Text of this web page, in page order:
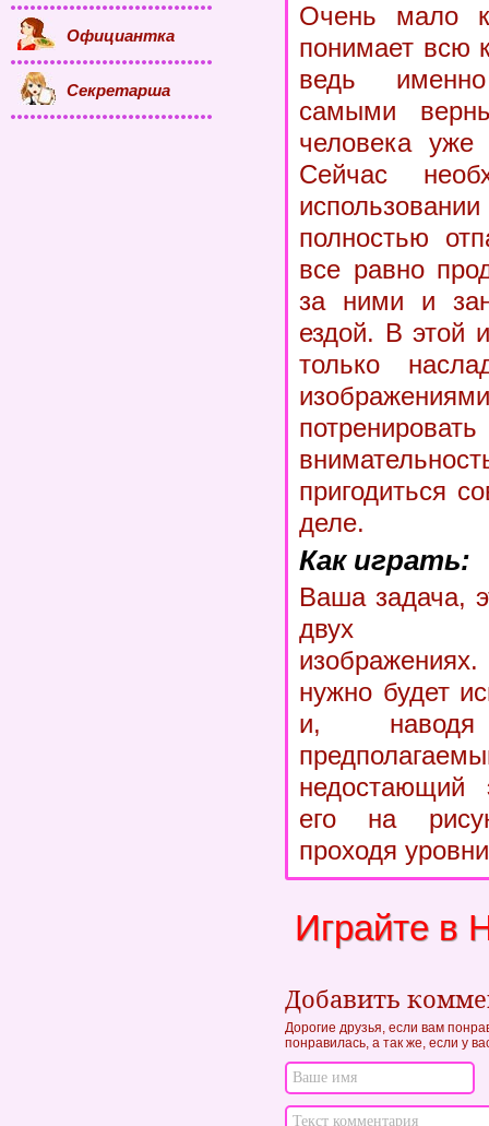
Очень мало
понимает всю
ведь
самыми
человека уже
Сейчас
полностью
все равно
за ними и
ездой. В этой
только
пригодиться
деле.
Как играть:
Ваша задача,
двух
нужно будет
и,
недостающий
его на
проходя
Играйте в
Добавить
Дорогие друзья, если вам
понравилась, а так же, если у
Официантка
Секретарша